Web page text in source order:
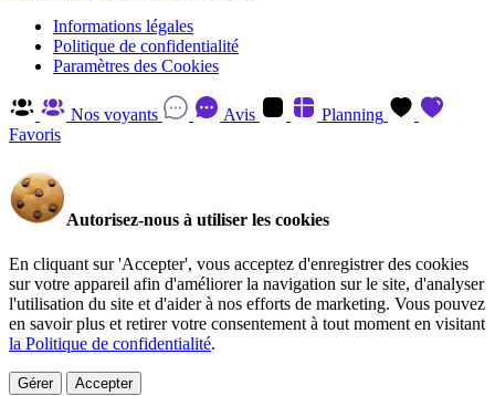
Informations légales
Politique de confidentialité
Paramètres des Cookies
Nos voyants Avis
Planning
Favoris
Autorisez-nous à utiliser les cookies
En cliquant sur 'Accepter', vous acceptez d'enregistrer des cookies
sur votre appareil afin d'améliorer la navigation sur le site, d'analyser
l'utilisation du site et d'aider à nos efforts de marketing. Vous pouvez
en savoir plus et retirer votre consentement à tout moment en visitant
la Politique de confidentialité.
Gérer Accepter